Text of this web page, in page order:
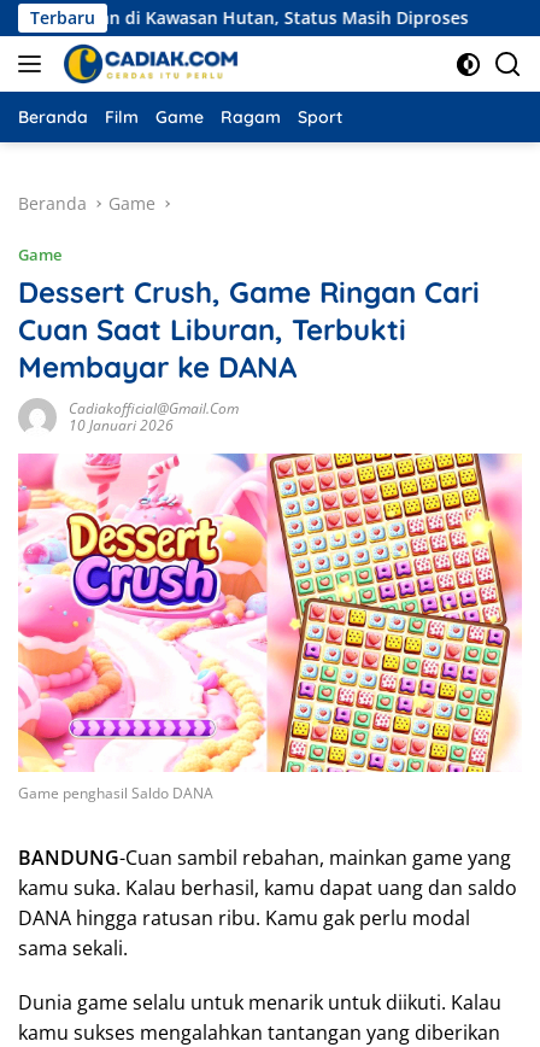
Langsung
ke
konten
Terbaru
di Kawasan Hutan, Status Masih Diproses Ekspedisi
Beranda Film Game Ragam Sport
Beranda Game
Game
Dessert Crush, Game Ringan Cari
Cuan Saat Liburan, Terbukti
Membayar ke DANA
Cadiakofficial@gmail.com
10 Januari 2026
Game penghasil Saldo DANA
BANDUNG-Cuan sambil rebahan, mainkan game yang
kamu suka. Kalau berhasil, kamu dapat uang dan saldo
DANA hingga ratusan ribu. Kamu gak perlu modal
sama sekali.
Dunia game selalu untuk menarik untuk diikuti. Kalau
kamu sukses mengalahkan tantangan yang diberikan